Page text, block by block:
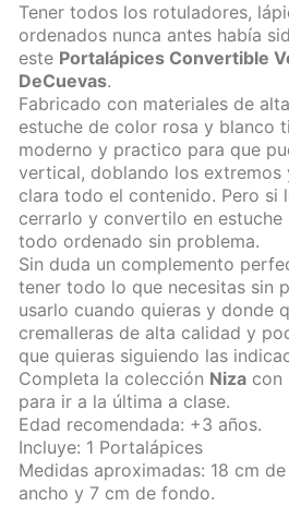
Tener todos los rotuladores,
ordenados nunca antes había
este Portalápices Convertible
DeCuevas.
Fabricado con materiales de
estuche de color rosa y blanco
moderno y practico para que
vertical, doblando los extremos
clara todo el contenido. Pero si
cerrarlo y convertilo en
todo ordenado sin problema.
Sin duda un complemento
tener todo lo que necesitas sin
usarlo cuando quieras y donde
cremalleras de alta calidad y
que quieras siguiendo las
Completa la colección Niza con
para ir a la última a clase.
Edad recomendada: +3 años.
Incluye: 1 Portalápices
Medidas aproximadas: 18 cm
ancho y 7 cm de fondo.